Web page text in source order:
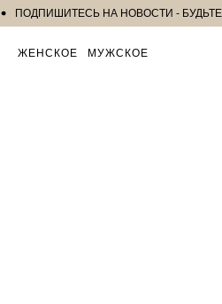
НА НОВОСТИ - БУДЬТЕ В
ЖЕНСКОЕ МУЖСКОЕ